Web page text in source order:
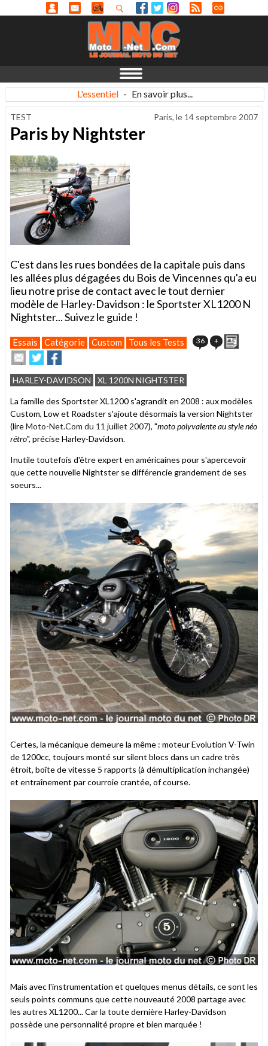
L'essentiel - En savoir plus...
TEST Paris, le 14 septembre 2007
Paris by Nightster
C'est dans les rues bondées de la capitale puis dans
les allées plus dégagées du Bois de Vincennes qu'a eu
lieu notre prise de contact avec le tout dernier
modèle de Harley-Davidson : le Sportster XL1200 N
Nightster... Suivez le guide !
Essais Catégorie Custom Tous les Tests 36 +
Envoyer
cet
article
à
un
ami
Partager
sur
Twitter
sur
Facebook
HARLEY-DAVIDSON XL 1200N NIGHTSTER
La famille des Sportster XL1200 s'agrandit en 2008 : aux modèles
Custom, Low et Roadster s'ajoute désormais la version Nightster
(lireMoto-Net.Com du 11 juillet 2007), "moto polyvalente au style néo
rétro", précise Harley-Davidson.
Inutile toutefois d'être expert en américaines pour s'apercevoir
que cette nouvelle Nightster se différencie grandement de ses
soeurs...
Certes, la mécanique demeure la même : moteur Evolution V-Twin
de 1200cc, toujours monté sur silent blocs dans un cadre très
étroit, boîte de vitesse 5 rapports (à démultiplication inchangée)
et entraînement par courroie crantée, of course.
Mais avec l'instrumentation et quelques menus détails, ce sont les
seuls points communs que cette nouveauté 2008 partage avec
les autres XL1200... Car la toute dernière Harley-Davidson
possède une personnalité propre et bien marquée !